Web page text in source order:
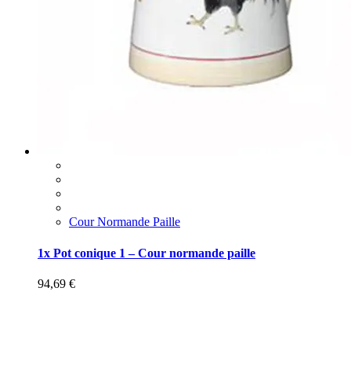
Cour Normande Paille
1x Pot conique 1 – Cour normande paille
94,69 €